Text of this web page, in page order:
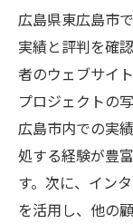
広島県東広島市
実績と評判を確
者のウェブサイ
プロジェクトの
広島市内での実
処する経験が豊
す。次に、イン
を活用し、他の